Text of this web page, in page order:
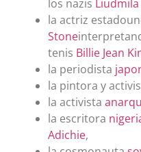
los nazis
la actriz
Stone
tenis Billie Jean
la periodista
la pintora y
la activista
la escritora
Adichie,